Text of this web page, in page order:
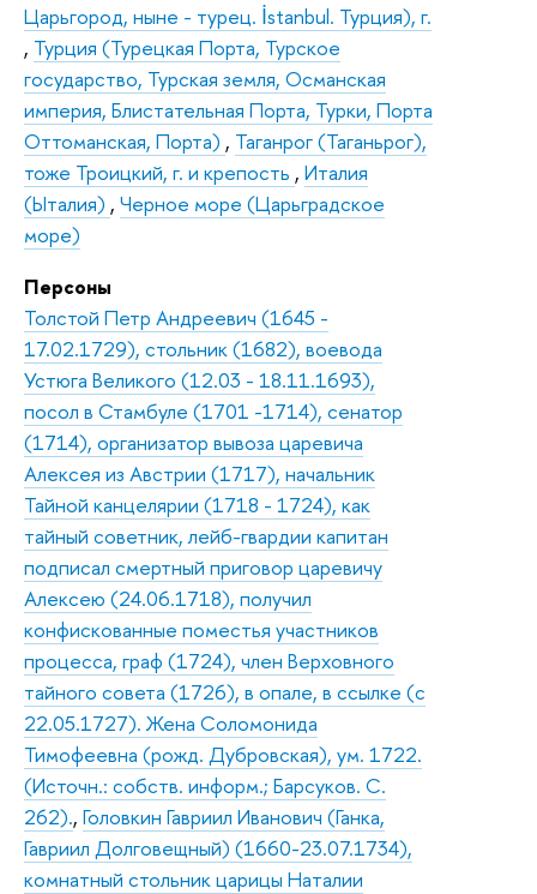
Царьгород, ныне - турец. İstanbul. Турция), г.
, Турция (Турецкая Порта, Турское
государство, Турская земля, Османская
империя, Блистательная Порта, Турки, Порта
Оттоманская, Порта) , Таганрог (Таганьрог),
тоже Троицкий, г. и крепость , Италия
(Ыталия) , Черное море (Царьградское
море)
Персоны
Толстой Петр Андреевич (1645 -
17.02.1729), стольник (1682), воевода
Устюга Великого (12.03 - 18.11.1693),
посол в Стамбуле (1701 -1714), сенатор
(1714), организатор вывоза царевича
Алексея из Австрии (1717), начальник
Тайной канцелярии (1718 - 1724), как
тайный советник, лейб-гвардии капитан
подписал смертный приговор царевичу
Алексею (24.06.1718), получил
конфискованные поместья участников
процесса, граф (1724), член Верховного
тайного совета (1726), в опале, в ссылке (с
22.05.1727). Жена Соломонида
Тимофеевна (рожд. Дубровская), ум. 1722.
(Источн.: собств. информ.; Барсуков. С.
262)., Головкин Гавриил Иванович (Ганка,
Гавриил Долговещный) (1660-23.07.1734),
комнатный стольник царицы Наталии